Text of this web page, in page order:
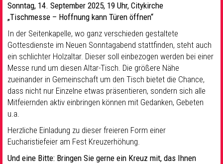
Seelsorge & Kontakt
Sonntag, 14. September 2025, 19 Uhr, Citykirche
„Tischmesse – Hoffnung kann Türen öffnen“
In der Seitenkapelle, wo ganz verschieden gestaltete
Gottesdienste im Neuen Sonntagabend stattfinden, steht auch
ein schlichter Holzaltar. Dieser soll einbezogen werden bei einer
Messe rund um diesen Altar-Tisch. Die größere Nähe
zueinander in Gemeinschaft um den Tisch bietet die Chance,
dass nicht nur Einzelne etwas präsentieren, sondern sich alle
Mitfeiernden aktiv einbringen können mit Gedanken, Gebeten
u.a.
Herzliche Einladung zu dieser freieren Form einer
Eucharistiefeier am Fest Kreuzerhöhung.
Und eine Bitte: Bringen Sie gerne ein Kreuz mit, das Ihnen